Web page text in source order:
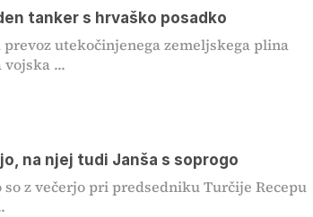
tanker s hrvaško posadko
utekočinjenega zemeljskega plina
...
na njej tudi Janša s soprogo
z večerjo pri predsedniku Turčije Recepu